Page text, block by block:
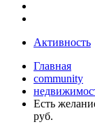
Активность
Главная
community
Есть
руб.